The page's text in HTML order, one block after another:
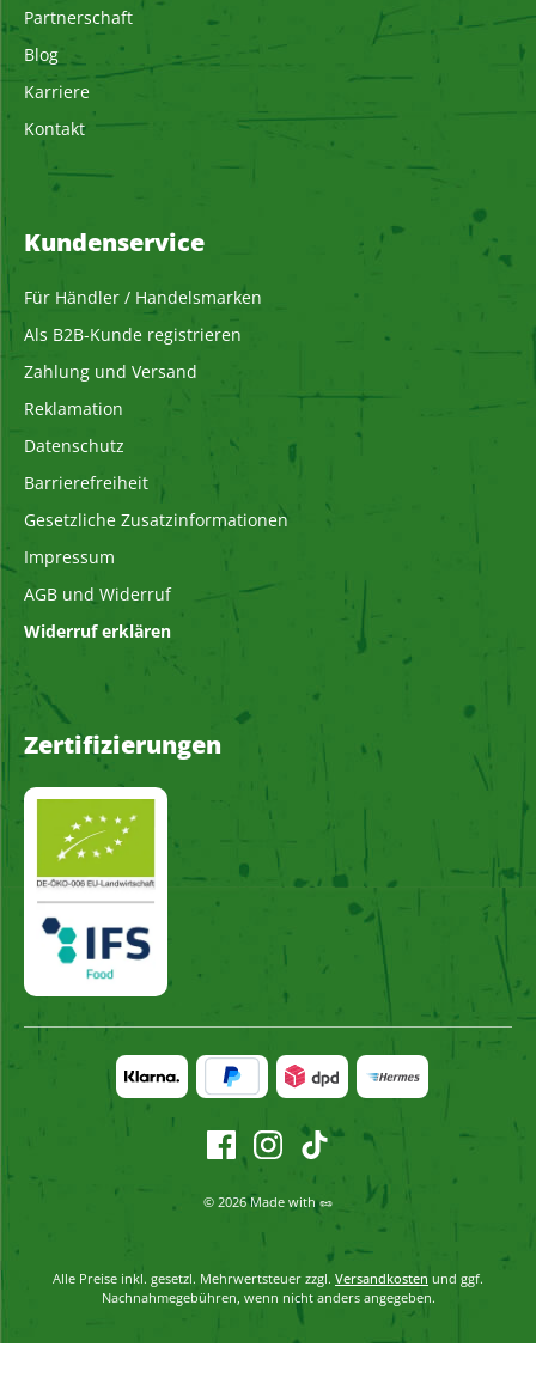
Partnerschaft
Blog
Karriere
Kontakt
Kundenservice
Für Händler / Handelsmarken
Als B2B-Kunde registrieren
Zahlung und Versand
Reklamation
Datenschutz
Barrierefreiheit
Gesetzliche Zusatzinformationen
Impressum
AGB und Widerruf
Widerruf erklären
Zertifizierungen
© 2026 Made with 🥜
Alle Preise inkl. gesetzl. Mehrwertsteuer zzgl. Versandkosten und ggf.
Nachnahmegebühren, wenn nicht anders angegeben.